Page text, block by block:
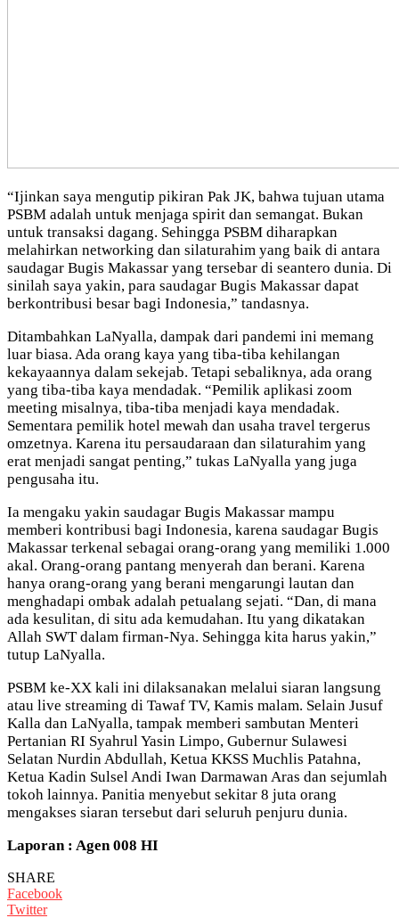
“Ijinkan saya mengutip pikiran Pak JK, bahwa tujuan utama
PSBM adalah untuk menjaga spirit dan semangat. Bukan
untuk transaksi dagang. Sehingga PSBM diharapkan
melahirkan networking dan silaturahim yang baik di antara
saudagar Bugis Makassar yang tersebar di seantero dunia. Di
sinilah saya yakin, para saudagar Bugis Makassar dapat
berkontribusi besar bagi Indonesia,” tandasnya.
Ditambahkan LaNyalla, dampak dari pandemi ini memang
luar biasa. Ada orang kaya yang tiba-tiba kehilangan
kekayaannya dalam sekejab. Tetapi sebaliknya, ada orang
yang tiba-tiba kaya mendadak. “Pemilik aplikasi zoom
meeting misalnya, tiba-tiba menjadi kaya mendadak.
Sementara pemilik hotel mewah dan usaha travel tergerus
omzetnya. Karena itu persaudaraan dan silaturahim yang
erat menjadi sangat penting,” tukas LaNyalla yang juga
pengusaha itu.
Ia mengaku yakin saudagar Bugis Makassar mampu
memberi kontribusi bagi Indonesia, karena saudagar Bugis
Makassar terkenal sebagai orang-orang yang memiliki 1.000
akal. Orang-orang pantang menyerah dan berani. Karena
hanya orang-orang yang berani mengarungi lautan dan
menghadapi ombak adalah petualang sejati. “Dan, di mana
ada kesulitan, di situ ada kemudahan. Itu yang dikatakan
Allah SWT dalam firman-Nya. Sehingga kita harus yakin,”
tutup LaNyalla.
PSBM ke-XX kali ini dilaksanakan melalui siaran langsung
atau live streaming di Tawaf TV, Kamis malam. Selain Jusuf
Kalla dan LaNyalla, tampak memberi sambutan Menteri
Pertanian RI Syahrul Yasin Limpo, Gubernur Sulawesi
Selatan Nurdin Abdullah, Ketua KKSS Muchlis Patahna,
Ketua Kadin Sulsel Andi Iwan Darmawan Aras dan sejumlah
tokoh lainnya. Panitia menyebut sekitar 8 juta orang
mengakses siaran tersebut dari seluruh penjuru dunia.
Laporan : Agen 008 HI
SHARE
Facebook
Twitter